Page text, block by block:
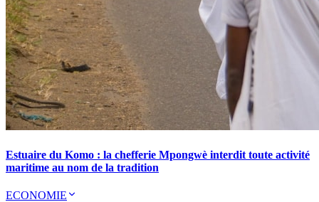
Estuaire du Komo : la chefferie Mpongwè interdit toute activité
maritime au nom de la tradition
ECONOMIE